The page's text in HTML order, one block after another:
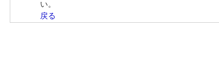
い。
戻る